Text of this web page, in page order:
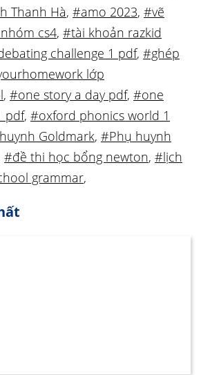
Thanh Hà, #amo 2023, #vẽ
cs4, #tài khoản razkid
challenge 1 pdf, #ghép
lớp
, #one story a day pdf, #one
pdf, #oxford phonics world 1
Goldmark, #Phụ huynh
#đề thi học bổng newton, #lịch
grammar,